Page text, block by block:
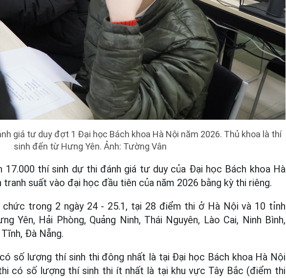
giá tư duy đợt 1 Đại học Bách khoa Hà Nội năm 2026. Thủ khoa là thí
sinh đến từ Hưng Yên. Ảnh: Tường Vân
17.000 thí sinh dự thi đánh giá tư duy của Đại học Bách khoa Hà
suất vào đại học đầu tiên của năm 2026 bằng kỳ thi riêng.
trong 2 ngày 24 - 25.1, tại 28 điểm thi ở Hà Nội và 10 tỉnh
Yên, Hải Phòng, Quảng Ninh, Thái Nguyên, Lào Cai, Ninh Bình,
Đà Nẵng.
số lượng thí sinh thi đông nhất là tại Đại học Bách khoa Hà Nội
có số lượng thí sinh thi ít nhất là tại khu vực Tây Bắc (điểm thi